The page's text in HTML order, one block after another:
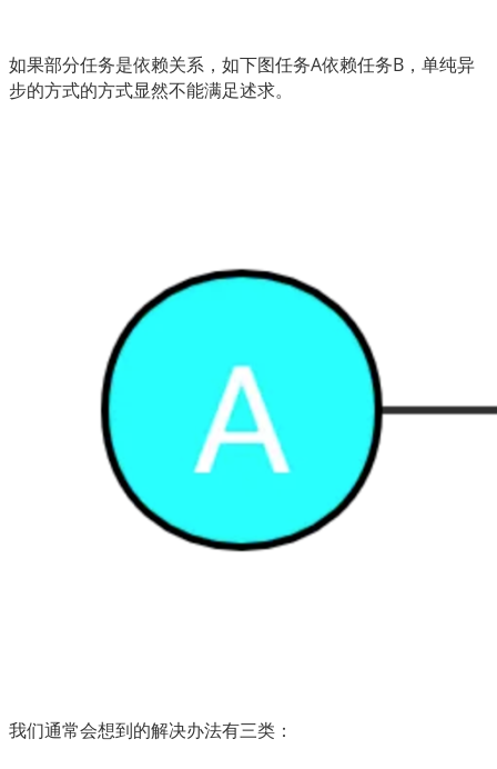
如果部分任务是依赖关系，如下图任务A依赖任务B，单纯异
步的方式的方式显然不能满足述求。
我们通常会想到的解决办法有三类：